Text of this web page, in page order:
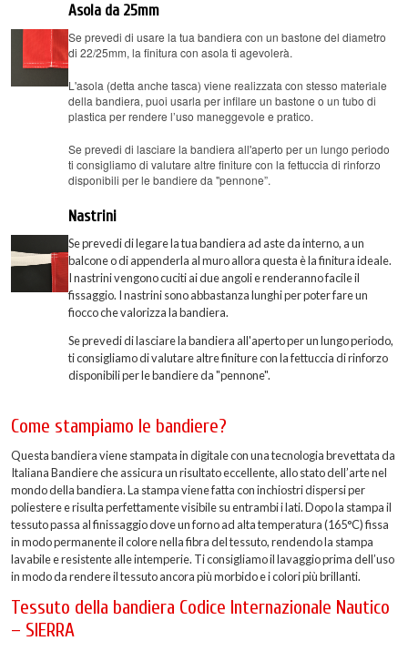
Asola da 25mm
Se prevedi di usare la tua bandiera con un bastone del diametro
di 22/25mm, la finitura con asola ti agevolerà.
L'asola (detta anche tasca) viene realizzata con stesso materiale
della bandiera, puoi usarla per infilare un bastone o un tubo di
plastica per rendere l’uso maneggevole e pratico.
Se prevedi di lasciare la bandiera all'aperto per un lungo periodo
ti consigliamo di valutare altre finiture con la fettuccia di rinforzo
disponibili per le bandiere da "pennone”.
Nastrini
Se prevedi di legare la tua bandiera ad aste da interno, a un
balcone o di appenderla al muro allora questa è la finitura ideale.
I nastrini vengono cuciti ai due angoli e renderanno facile il
fissaggio. I nastrini sono abbastanza lunghi per poter fare un
fiocco che valorizza la bandiera.
Se prevedi di lasciare la bandiera all'aperto per un lungo periodo,
ti consigliamo di valutare altre finiture con la fettuccia di rinforzo
disponibili per le bandiere da "pennone".
Come stampiamo le bandiere?
Questa bandiera viene stampata in digitale con una tecnologia brevettata da
Italiana Bandiere che assicura un risultato eccellente, allo stato dell’arte nel
mondo della bandiera. La stampa viene fatta con inchiostri dispersi per
poliestere e risulta perfettamente visibile su entrambi i lati. Dopo la stampa il
tessuto passa al finissaggio dove un forno ad alta temperatura (165°C) fissa
in modo permanente il colore nella fibra del tessuto, rendendo la stampa
lavabile e resistente alle intemperie. Ti consigliamo il lavaggio prima dell’uso
in modo da rendere il tessuto ancora più morbido e i colori più brillanti.
Tessuto della bandiera Codice Internazionale Nautico
– SIERRA